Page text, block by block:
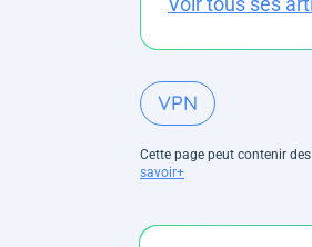
VPN
Cette page peut contenir
savoir+